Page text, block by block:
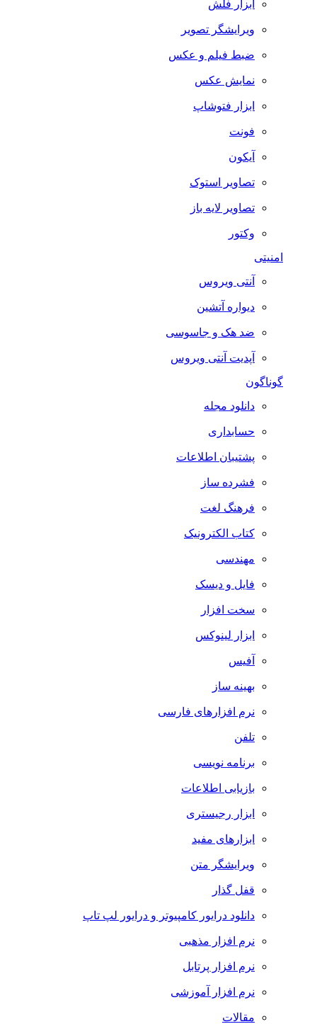
ابزار فلش
ویرایشگر تصویر
ضبط فيلم و عكس
نمایش عکس
ابزار فتوشاپ
فونت
آیکون
تصاویر استوک
تصاویر لایه باز
وکتور
امنیتی
آنتی ویروس
دیواره آتشین
ضد هک و جاسوسی
آپدیت آنتی ویروس
گوناگون
دانلود مجله
حسابداری
پشتیبان اطلاعات
فشرده ساز
فرهنگ لغت
کتاب الکترونیک
مهندسی
فایل و دیسک
سخت افزار
ابزار لینوکس
آفیس
بهینه ساز
نرم افزارهای فارسی
تلفن
برنامه نویسی
بازیابی اطلاعات
ابزار رجیستری
ابزارهای مفید
ویرایشگر متن
قفل گذار
دانلود درایور کامپیوتر و درایور لپ تاپ
نرم افزار مذهبی
نرم افزار پرتابل
نرم افزار آموزشی
مقالات